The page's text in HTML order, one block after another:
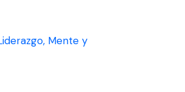
, Mente y